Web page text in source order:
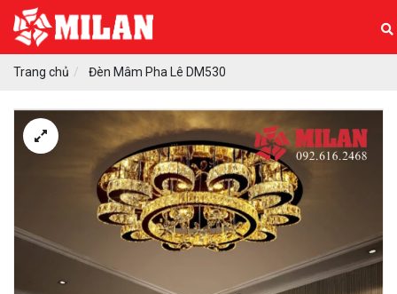
Trang chủ Đèn Mâm Pha Lê DM530